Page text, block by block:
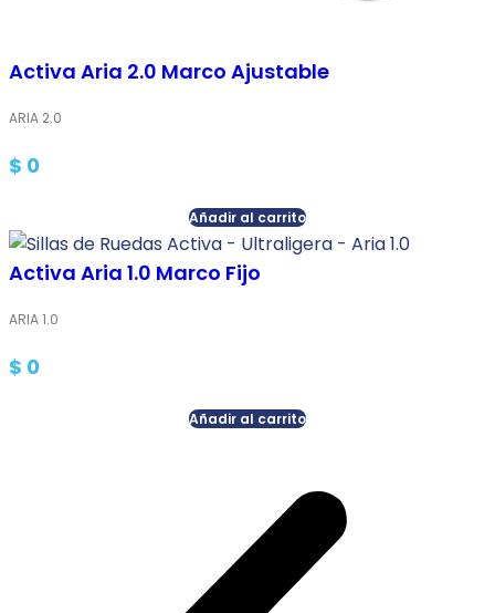
Activa Aria 2.0 Marco Ajustable
ARIA 2.0
$ 0
Añadir al carrito
Activa Aria 1.0 Marco Fijo
ARIA 1.0
$ 0
Añadir al carrito